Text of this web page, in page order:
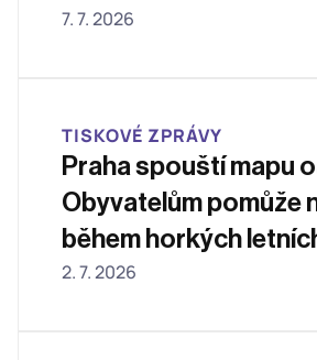
7. 7. 2026
TISKOVÉ ZPRÁVY
Praha spouští mapu
Obyvatelům pomůže
během horkých
2. 7. 2026